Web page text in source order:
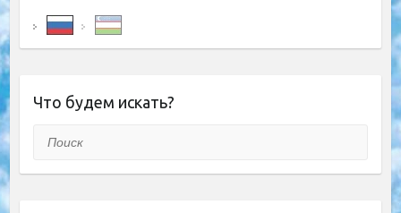
Что будем искать?
Поиск